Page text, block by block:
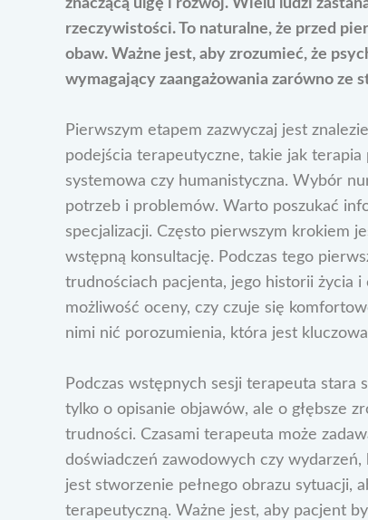
znaczącą ulgę i rozwój. Wielu ludzi
rzeczywistości. To naturalne, że przed
obaw. Ważne jest, aby zrozumieć, że
wymagający zaangażowania zarówno ze
Pierwszym etapem zazwyczaj jest
podejścia terapeutyczne, takie jak
systemowa czy humanistyczna. Wybór
potrzeb i problemów. Warto poszukać
specjalizacji. Często pierwszym krokiem
wstępną konsultację. Podczas tego
trudnościach pacjenta, jego historii życia
możliwość oceny, czy czuje się
nimi nić porozumienia, która jest
Podczas wstępnych sesji terapeuta
tylko o opisanie objawów, ale o głębsze
trudności. Czasami terapeuta może
doświadczeń zawodowych czy wydarzeń,
jest stworzenie pełnego obrazu sytuacji,
terapeutyczną. Ważne jest, aby pacjent